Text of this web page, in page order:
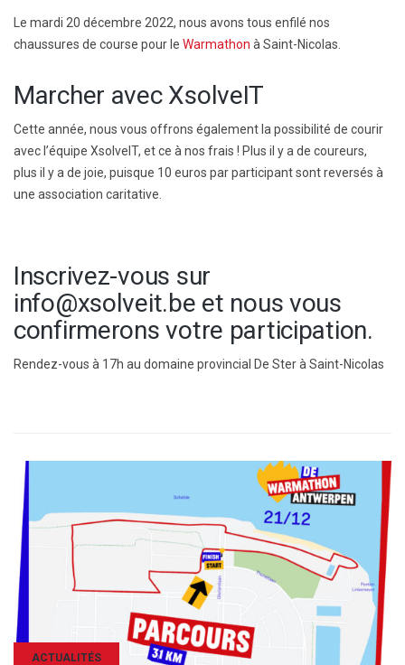
Le mardi 20 décembre 2022, nous avons tous enfilé nos
chaussures de course pour le Warmathon à Saint-Nicolas.
Marcher avec XsolveIT
Cette année, nous vous offrons également la possibilité de courir
avec l’équipe XsolveIT, et ce à nos frais ! Plus il y a de coureurs,
plus il y a de joie, puisque 10 euros par participant sont reversés à
une association caritative.
Inscrivez-vous sur
info@xsolveit.be et nous vous
confirmerons votre participation.
Rendez-vous à 17h au domaine provincial De Ster à Saint-Nicolas
ACTUALITÉS